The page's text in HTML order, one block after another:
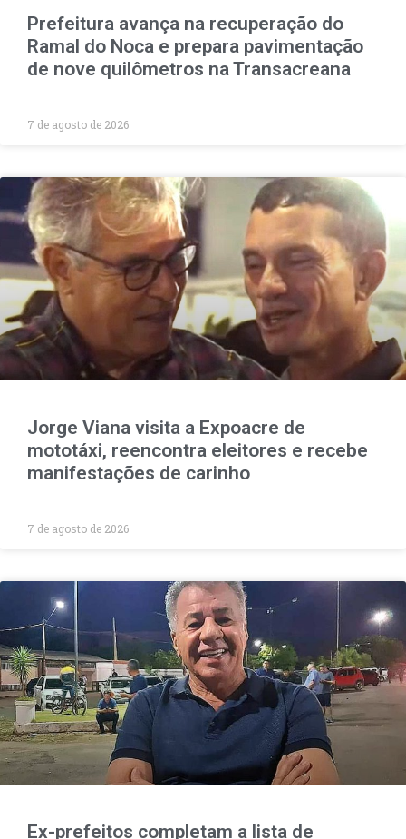
Prefeitura avança na recuperação do
Ramal do Noca e prepara pavimentação
de nove quilômetros na Transacreana
7 de agosto de 2026
Jorge Viana visita a Expoacre de
mototáxi, reencontra eleitores e recebe
manifestações de carinho
7 de agosto de 2026
Ex-prefeitos completam a lista de